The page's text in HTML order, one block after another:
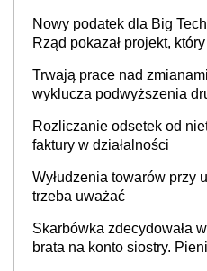
Nowy podatek dla Big
Rząd pokazał projekt,
Trwają prace nad
wyklucza podwyższenia
Rozliczanie odsetek od
faktury w działalności
Wyłudzenia towarów przy
trzeba uważać
Skarbówka zdecydowała
brata na konto siostry.